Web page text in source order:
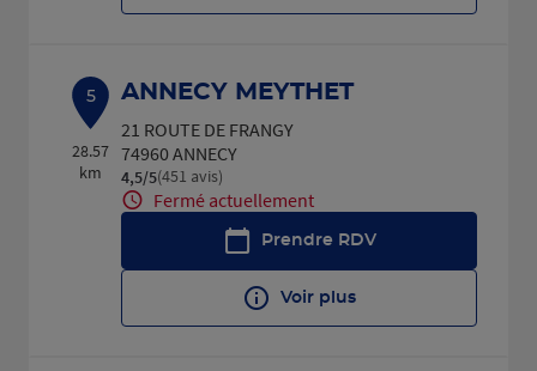
5
28.57
km
ANNECY MEYTHET
21 ROUTE DE FRANGY
74960 ANNECY
4,5/5Note de 4.5 sur 5
(451 avis)
Fermé actuellement
Prendre RDV
Voir plus